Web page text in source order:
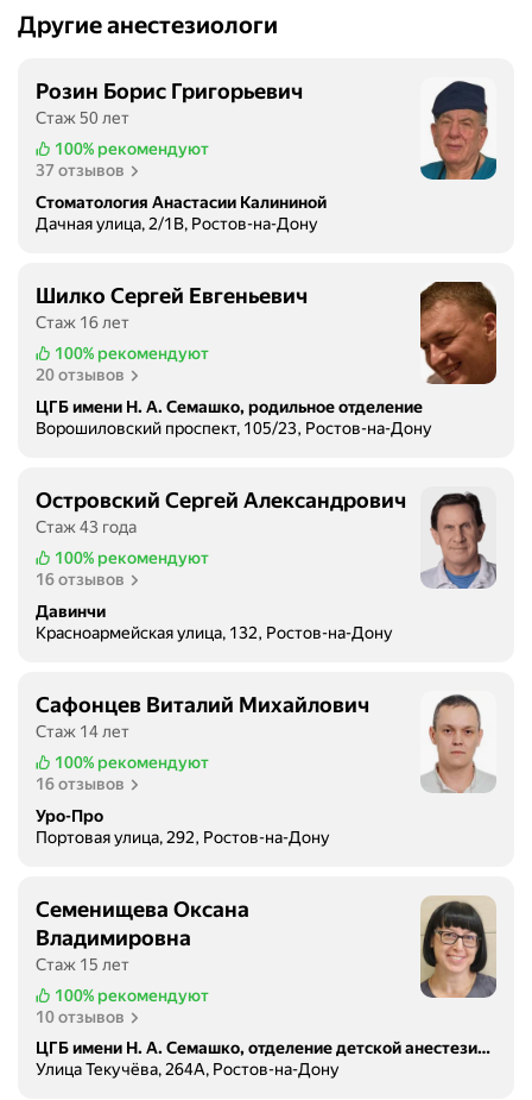
Другие анестезиологи
Розин Борис Григорьевич
Стаж 50 лет
100% рекомендуют
37 отзывов
Стоматология Анастасии Калининой
Дачная улица, 2/1В, Ростов-на-Дону
Шилко Сергей Евгеньевич
Стаж 16 лет
100% рекомендуют
20 отзывов
ЦГБ имени Н. А. Семашко, родильное отделение
Ворошиловский проспект, 105/23, Ростов-на-Дону
Островский Сергей Александрович
Стаж 43 года
100% рекомендуют
16 отзывов
Давинчи
Красноармейская улица, 132, Ростов-на-Дону
Сафонцев Виталий Михайлович
Стаж 14 лет
100% рекомендуют
16 отзывов
Уро-Про
Портовая улица, 292, Ростов-на-Дону
Семенищева Оксана
Владимировна
Стаж 15 лет
100% рекомендуют
10 отзывов
ЦГБ имени Н. А. Семашко, отделение детской анестезиологии-реанимации
Улица Текучёва, 264А, Ростов-на-Дону